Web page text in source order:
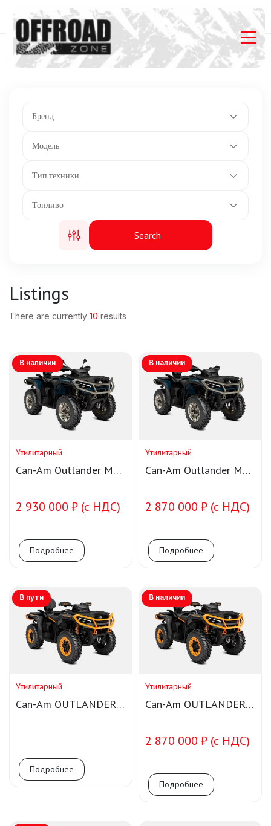
Главная Listings Передние колеса: XPS Trail King 2 27×8 x14
Бренд
Модель
Тип техники
Топливо
Search
Listings
There are currently 10 results
В наличии
Утилитарный
Can-Am Outlander MAX
2 930 000 ₽ (с НДС)
Подробнее
В наличии
Утилитарный
Can-Am Outlander MAX
2 870 000 ₽ (с НДС)
Подробнее
В пути
Утилитарный
Can-Am OUTLANDER
Подробнее
В наличии
Утилитарный
Can-Am OUTLANDER
2 870 000 ₽ (с НДС)
Подробнее